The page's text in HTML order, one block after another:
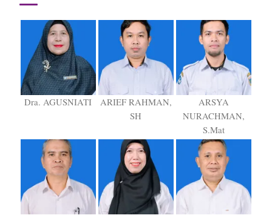
Dra. AGUSNIATI
ARIEF RAHMAN,
SH
ARSYA
NURACHMAN,
S.Mat